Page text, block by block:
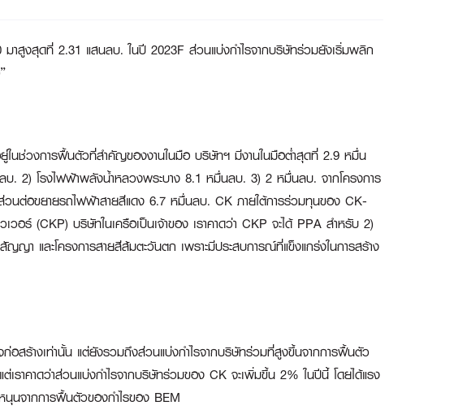
สูงสุดที่ 2.31 แสนลบ. ในปี 2023F ส่วนแบ่งกำไรจากบริษัทร่วมยังเริ่มพลิก
ในช่วงการฟื้นตัวที่สำคัญของงานในมือ บริษัทฯ มีงานในมือต่ำสุดที่ 2.9 หมื่น
บ. 2) โรงไฟฟ้าพลังน้ำหลวงพระบาง 8.1 หมื่นลบ. 3) 2 หมื่นลบ. จากโครงการ
ต่อขยายรถไฟฟ้าสายสีแดง 6.7 หมื่นลบ. CK ภายใต้การร่วมทุนของ CK-
วอร์ (CKP) บริษัทในเครือเป็นเจ้าของ เราคาดว่า CKP จะได้ PPA สำหรับ 2)
และโครงการสายสีส้มตะวันตก เพราะมีประสบการณ์ที่แข็งแกร่งในการสร้าง
อสร้างเท่านั้น แต่ยังรวมถึงส่วนแบ่งกำไรจากบริษัทร่วมที่สูงขึ้นจากการฟื้นตัว
าคาดว่าส่วนแบ่งกำไรจากบริษัทร่วมของ CK จะเพิ่มขึ้น 2% ในปีนี้ โดยได้แรง
นจากการฟื้นตัวของกำไรของ BEM